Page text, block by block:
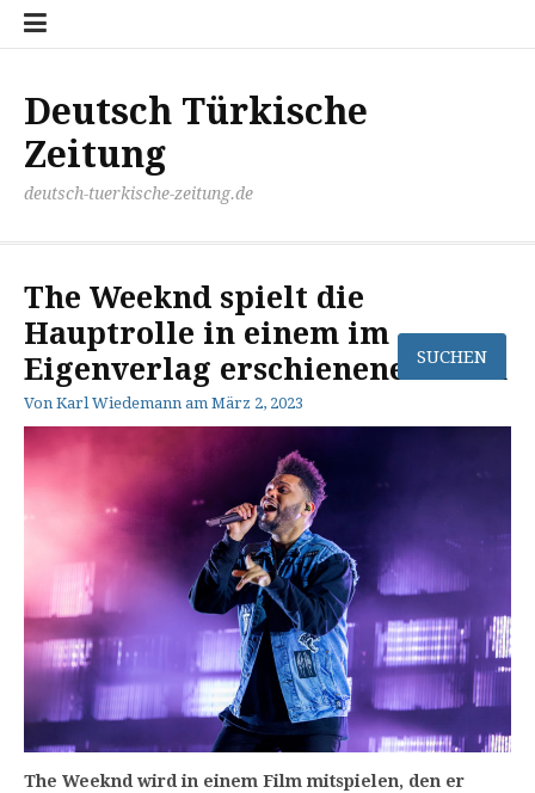
Zum
Inhalt
Deutsch Türkische
Zeitung
deutsch-tuerkische-zeitung.de
The Weeknd spielt die
Hauptrolle in einem im
Eigenverlag erschienenen Film
Von Karl Wiedemann am März 2, 2023
The Weeknd wird in einem Film mitspielen, den er